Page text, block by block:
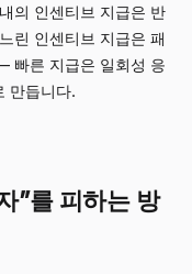
의 인센티브 지급은 반
린 인센티브 지급은 패
빠른 지급은 일회성 응
만듭니다.
”를 피하는 방